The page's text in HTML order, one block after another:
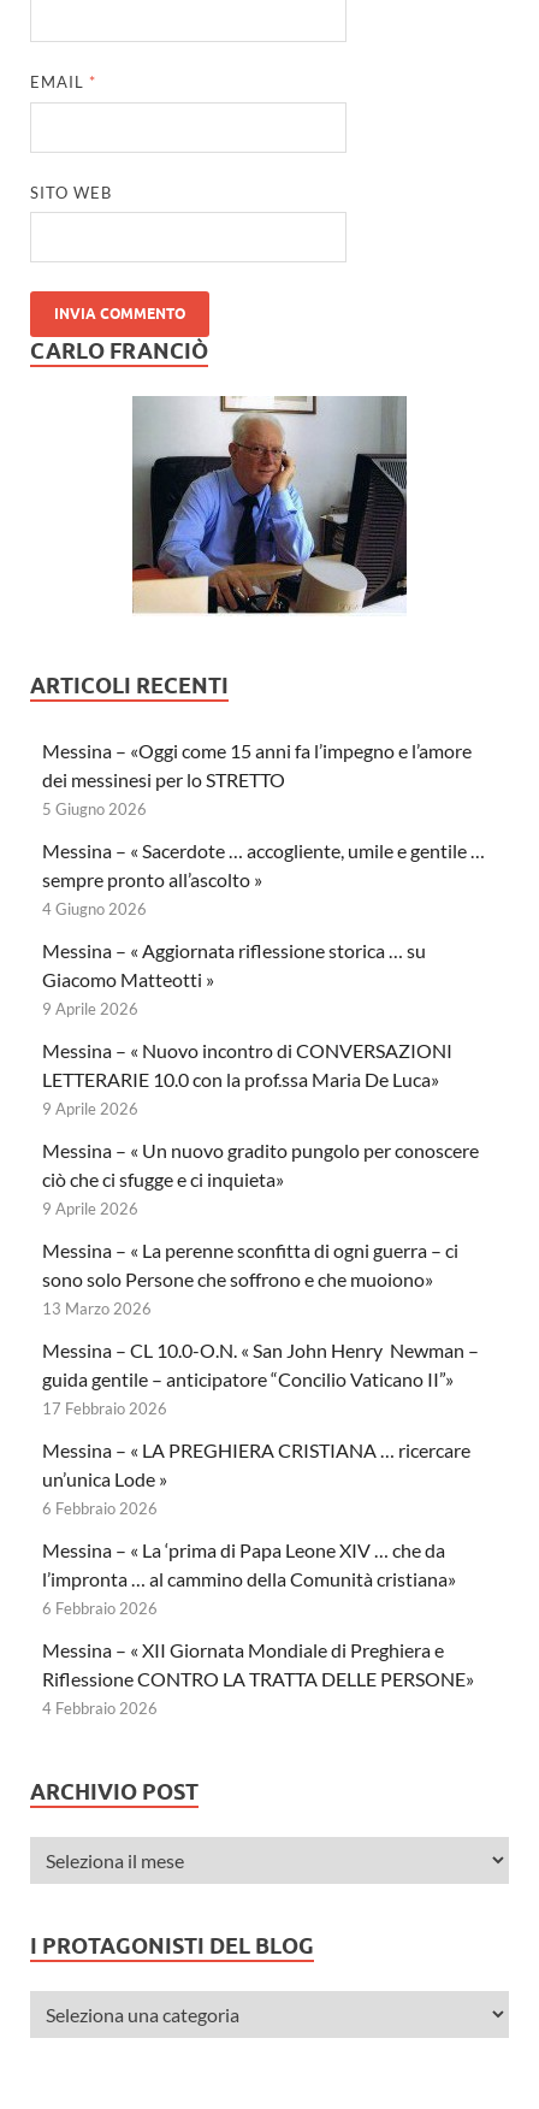
EMAIL *
SITO WEB
CARLO FRANCIÒ
ARTICOLI RECENTI
Messina – «Oggi come 15 anni fa l’impegno e l’amore
dei messinesi per lo STRETTO
5 Giugno 2026
Messina – « Sacerdote … accogliente, umile e gentile …
sempre pronto all’ascolto »
4 Giugno 2026
Messina – « Aggiornata riflessione storica … su
Giacomo Matteotti »
9 Aprile 2026
Messina – « Nuovo incontro di CONVERSAZIONI
LETTERARIE 10.0 con la prof.ssa Maria De Luca»
9 Aprile 2026
Messina – « Un nuovo gradito pungolo per conoscere
ciò che ci sfugge e ci inquieta»
9 Aprile 2026
Messina – « La perenne sconfitta di ogni guerra – ci
sono solo Persone che soffrono e che muoiono»
13 Marzo 2026
Messina – CL 10.0-O.N. « San John Henry Newman –
guida gentile – anticipatore “Concilio Vaticano II”»
17 Febbraio 2026
Messina – « LA PREGHIERA CRISTIANA … ricercare
un’unica Lode »
6 Febbraio 2026
Messina – « La ‘prima di Papa Leone XIV … che da
l’impronta … al cammino della Comunità cristiana»
6 Febbraio 2026
Messina – « XII Giornata Mondiale di Preghiera e
Riflessione CONTRO LA TRATTA DELLE PERSONE»
4 Febbraio 2026
ARCHIVIO POST
I PROTAGONISTI DEL BLOG